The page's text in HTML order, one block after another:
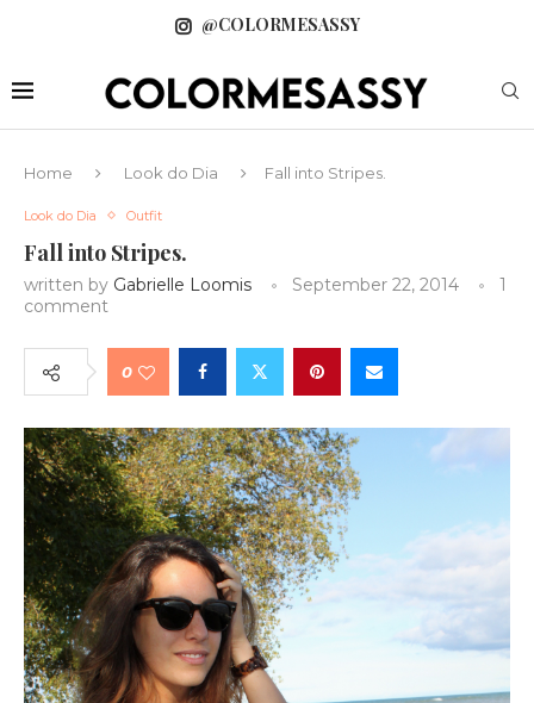
@COLORMESASSY
Home Look do Dia Fall into Stripes.
Look do Dia Outfit
Fall into Stripes.
written by Gabrielle Loomis September 22, 2014
1
comment
0